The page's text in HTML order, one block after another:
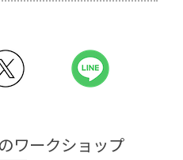
ワークショップ